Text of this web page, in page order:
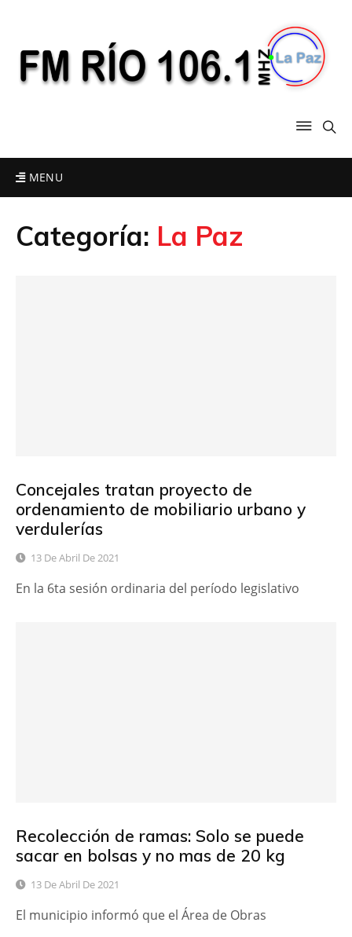
MENU
Categoría: La Paz
Concejales tratan proyecto de
ordenamiento de mobiliario urbano y
verdulerías
13 De Abril De 2021
En la 6ta sesión ordinaria del período legislativo
Recolección de ramas: Solo se puede
sacar en bolsas y no mas de 20 kg
13 De Abril De 2021
El municipio informó que el Área de Obras